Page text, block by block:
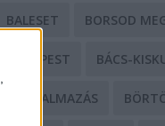
BALESET BORSOD
BUDAPEST BÁCS-
BÁNTALMAZÁS